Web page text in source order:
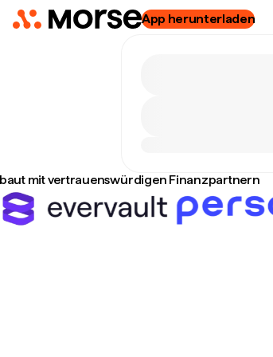
App herunterladen
mit vertrauenswürdigen Finanzpartnern